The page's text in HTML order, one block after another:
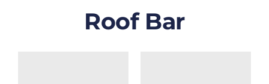
Roof Bar